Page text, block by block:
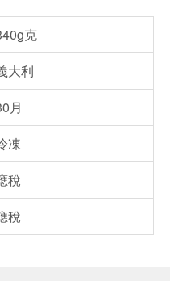
克
大利
月
凍
稅
稅